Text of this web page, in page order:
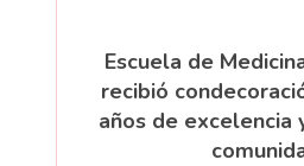
Escuela de
recibió
años de excelencia